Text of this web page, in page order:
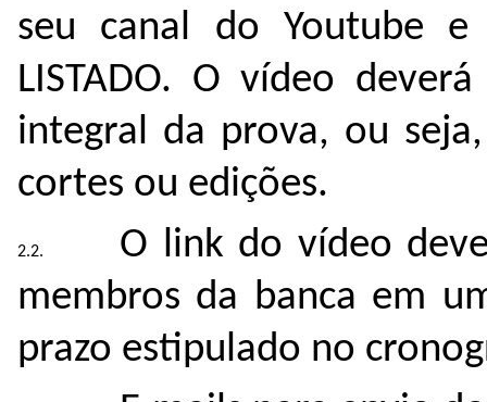
seu canal do Youtube
LISTADO. O vídeo
integral da prova, ou
cortes ou edições.
O link do vídeo
membros da banca em
prazo estipulado no